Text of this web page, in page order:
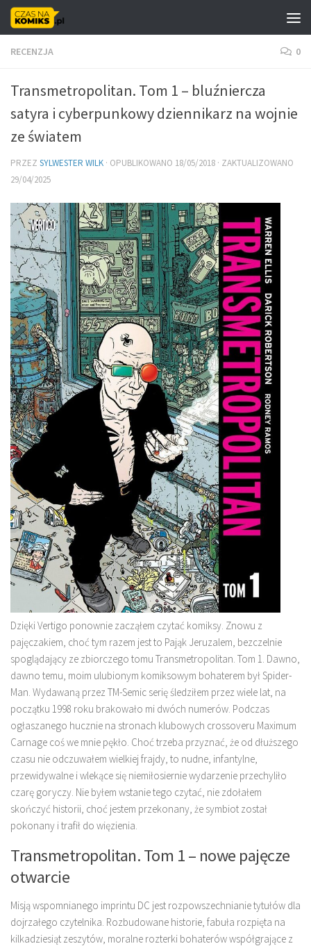
Skip to content
RECENZJA 0
Transmetropolitan. Tom 1 – bluźniercza
satyra i cyberpunkowy dziennikarz na wojnie
ze światem
PRZEZ SYLWESTER WILK · OPUBLIKOWANO 18/05/2018 · ZAKTUALIZOWANO
29/04/2025
Dzięki Vertigo ponownie zacząłem czytać komiksy. Znowu z
pajęczakiem, choć tym razem jest to Pająk Jeruzalem, bezczelnie
spoglądający ze zbiorczego tomu Transmetropolitan. Tom 1. Dawno,
dawno temu, moim ulubionym komiksowym bohaterem był Spider-
Man. Wydawaną przez TM-Semic serię śledziłem przez wiele lat, na
początku 1998 roku brakowało mi dwóch numerów. Podczas
ogłaszanego hucznie na stronach klubowych crossoveru Maximum
Carnage coś we mnie pękło. Choć trzeba przyznać, że od dłuższego
czasu nie odczuwałem wielkiej frajdy, to nudne, infantylne,
przewidywalne i wlekące się niemiłosiernie wydarzenie przechyliło
czarę goryczy. Nie byłem wstanie tego czytać, nie zdołałem
skończyć historii, choć jestem przekonany, że symbiot został
pokonany i trafił do więzienia.
Transmetropolitan. Tom 1 – nowe pajęcze
otwarcie
Misją wspomnianego imprintu DC jest rozpowszechnianie tytułów dla
dojrzałego czytelnika. Rozbudowane historie, fabuła rozpięta na
kilkadziesiąt zeszytów, moralne rozterki bohaterów współgrające z